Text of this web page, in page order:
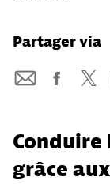
Partager via
grâce